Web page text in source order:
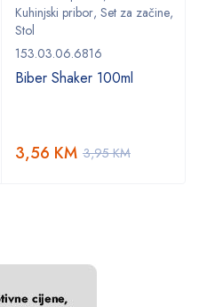
Kuhinjski pribor, Set za začine,
Stol
153.03.06.6816
Biber Shaker 100ml
3,95KM
3,56 KM